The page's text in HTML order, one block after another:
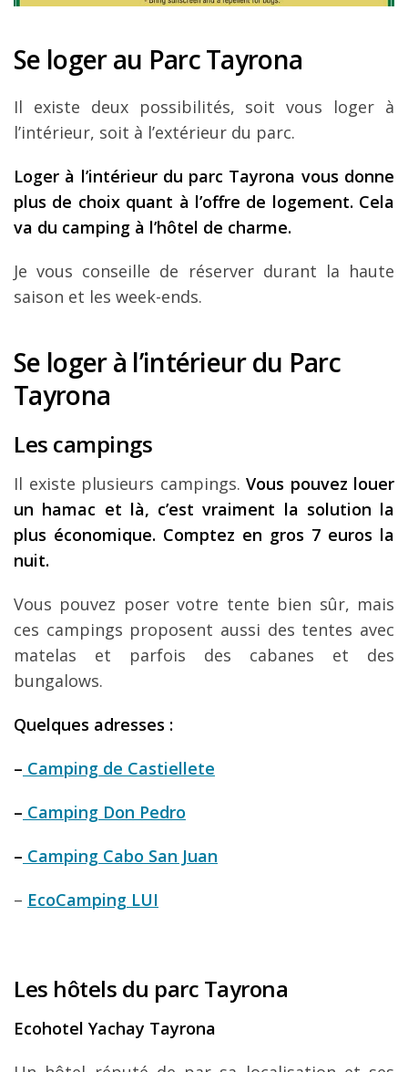
Se loger au Parc Tayrona
Il existe deux possibilités, soit vous loger à
l’intérieur, soit à l’extérieur du parc.
Loger à l’intérieur du parc Tayrona vous donne
plus de choix quant à l’offre de logement. Cela
va du camping à l’hôtel de charme.
Je vous conseille de réserver durant la haute
saison et les week-ends.
Se loger à l’intérieur du Parc
Tayrona
Les campings
Il existe plusieurs campings. Vous pouvez louer
un hamac et là, c’est vraiment la solution la
plus économique. Comptez en gros 7 euros la
nuit.
Vous pouvez poser votre tente bien sûr, mais
ces campings proposent aussi des tentes avec
matelas et parfois des cabanes et des
bungalows.
Quelques adresses :
– Camping de Castiellete
– Camping Don Pedro
– Camping Cabo San Juan
– EcoCamping LUI
Les hôtels du parc Tayrona
Ecohotel Yachay Tayrona